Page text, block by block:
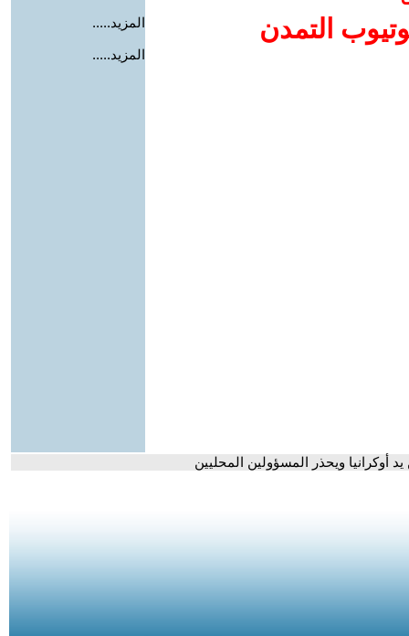
التمدن
المزيد.....
المزيد.....
أوكرانيا ويحذر المسؤولين المحليين